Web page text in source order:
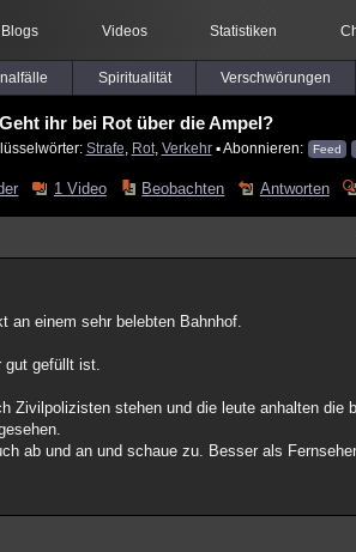
Blogs Videos Statistiken
Spiritualität Verschwörungen
Geht ihr bei Rot über die Ampel?
Strafe Rot, Verkehr▪ Abonnieren: Feed
1 Video Beobachten Antworten
an einem sehr belebten Bahnhof.
gut gefüllt ist.
Zivilpolizisten stehen und die leute anhalten die
ab und an und schaue zu. Besser als